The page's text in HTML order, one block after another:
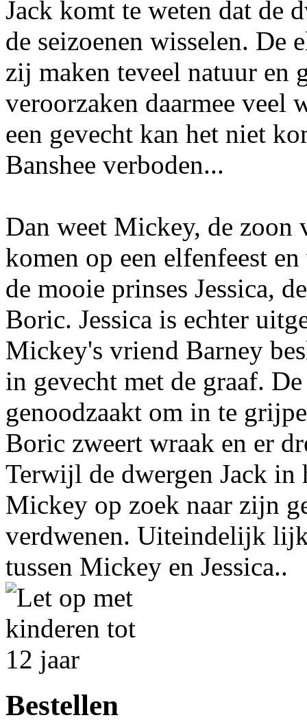
Jack komt te weten dat de
de seizoenen wisselen. De
zij maken teveel natuur en
veroorzaken daarmee veel
een gevecht kan het niet
Banshee verboden...
Dan weet Mickey, de
komen op een elfenfeest
de mooie prinses Jessica,
Boric. Jessica is echter
Mickey's vriend Barney
in gevecht met de graaf.
genoodzaakt om in te
Boric zweert wraak en er
Terwijl de dwergen Jack in
Mickey op zoek naar zijn
verdwenen. Uiteindelijk
tussen Mickey en Jessica..
Bestellen